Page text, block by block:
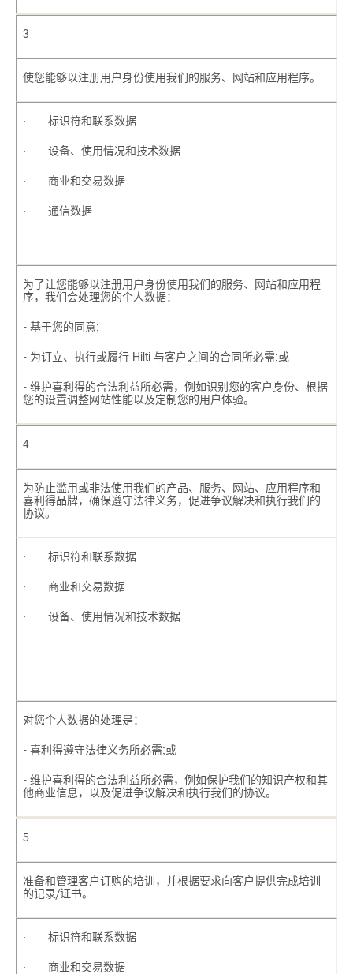
3
使您能够以注册用户身份使用我们的服务、网站和应用程序。
· 标识符和联系数据
· 设备、使用情况和技术数据
· 商业和交易数据
· 通信数据
为了让您能够以注册用户身份使用我们的服务、网站和应用程
序，我们会处理您的个人数据：
- 基于您的同意;
- 为订立、执行或履行 Hilti 与客户之间的合同所必需;或
- 维护喜利得的合法利益所必需，例如识别您的客户身份、根据
您的设置调整网站性能以及定制您的用户体验。
4
为防止滥用或非法使用我们的产品、服务、网站、应用程序和
喜利得品牌，确保遵守法律义务，促进争议解决和执行我们的
协议。
· 标识符和联系数据
· 商业和交易数据
· 设备、使用情况和技术数据
对您个人数据的处理是：
- 喜利得遵守法律义务所必需;或
- 维护喜利得的合法利益所必需，例如保护我们的知识产权和其
他商业信息，以及促进争议解决和执行我们的协议。
5
准备和管理客户订购的培训，并根据要求向客户提供完成培训
的记录/证书。
· 标识符和联系数据
· 商业和交易数据